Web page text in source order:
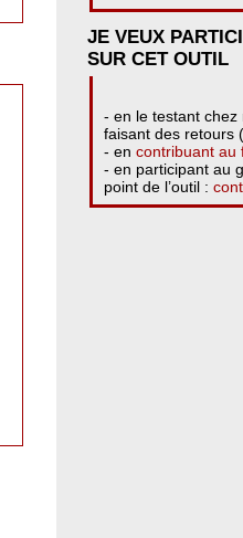
JE VEUX
SUR CET OUTIL
- en le testant chez
faisant des retours
- en contribuant au
- en participant au
point de l’outil :